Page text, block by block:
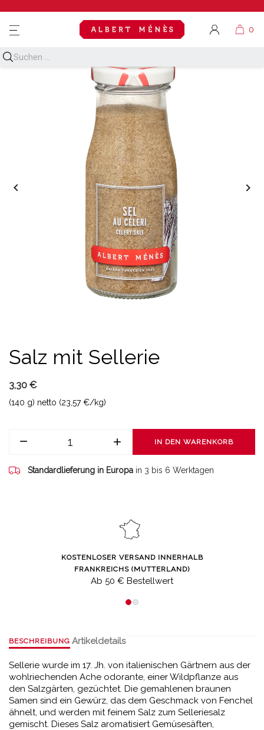
MENU
 
Salz mit Sellerie
3,30 €
(140 g) netto (23,57 €/kg)
IN DEN WARENKORB
Standardlieferung in Europa in 3 bis 6 Werktagen
KOSTENLOSER VERSAND INNERHALB
FRANKREICHS (MUTTERLAND)
Ab 50 € Bestellwert
BESCHREIBUNG Artikeldetails
Sellerie wurde im 17. Jh. von italienischen Gärtnern aus der
wohlriechenden Ache odorante, einer Wildpflanze aus
den Salzgärten, gezüchtet. Die gemahlenen braunen
Samen sind ein Gewürz, das dem Geschmack von Fenchel
ähnelt, und werden mit feinem Salz zum Selleriesalz
gemischt. Dieses Salz aromatisiert Gemüsesäften,